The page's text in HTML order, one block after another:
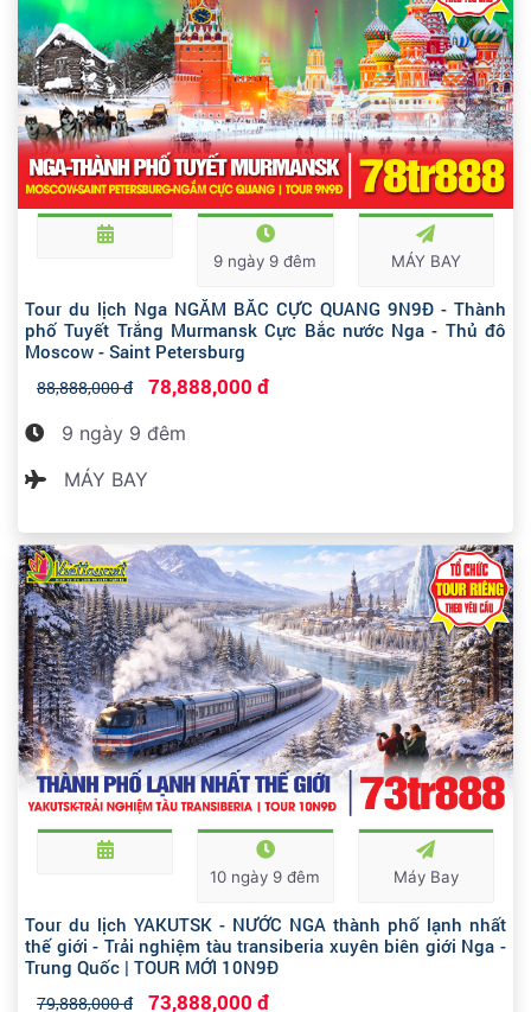
9 ngày 9 đêm MÁY BAY
Tour du lịch Nga NGẮM BẮC CỰC QUANG 9N9Đ - Thành
phố Tuyết Trắng Murmansk Cực Bắc nước Nga - Thủ đô
Moscow - Saint Petersburg
88,888,000 đ 78,888,000 đ
9 ngày 9 đêm
MÁY BAY
10 ngày 9 đêm Máy Bay
Tour du lịch YAKUTSK - NƯỚC NGA thành phố lạnh nhất
thế giới - Trải nghiệm tàu transiberia xuyên biên giới Nga -
Trung Quốc | TOUR MỚI 10N9Đ
79,888,000 đ 73,888,000 đ